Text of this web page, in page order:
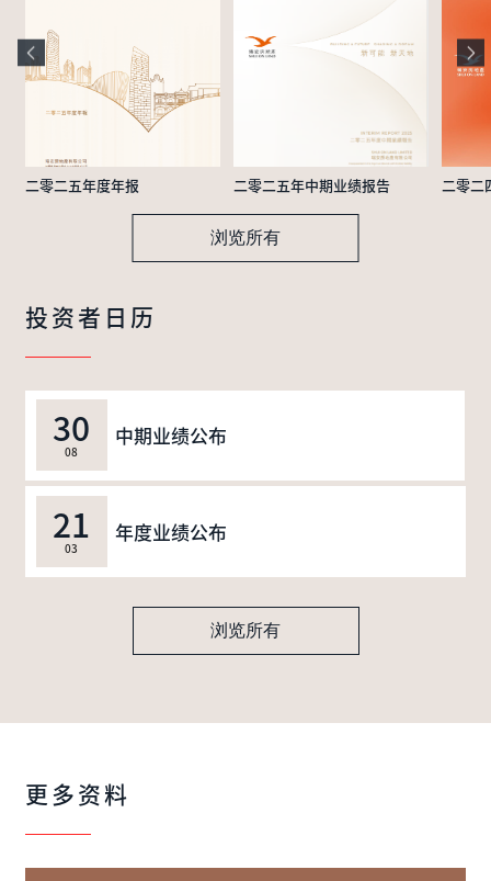
二零二五年度年报 二零二五年中期业绩报告 二零二
浏览所有
投资者日历
30
08
中期业绩公布
21
03
年度业绩公布
浏览所有
更多资料